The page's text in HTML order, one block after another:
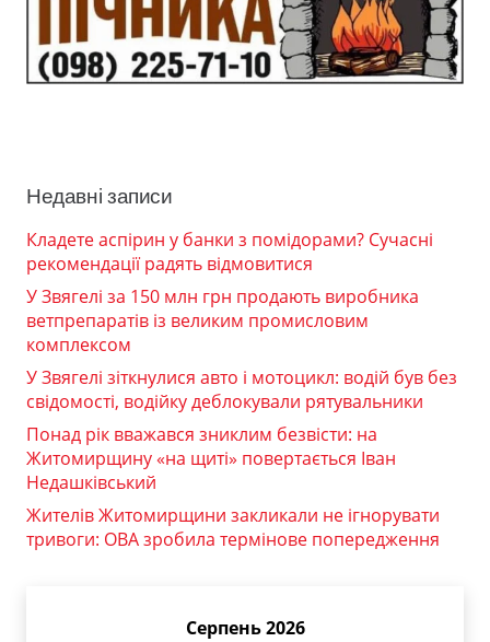
Недавні записи
Кладете аспірин у банки з помідорами? Сучасні
рекомендації радять відмовитися
У Звягелі за 150 млн грн продають виробника
ветпрепаратів із великим промисловим
комплексом
У Звягелі зіткнулися авто і мотоцикл: водій був без
свідомості, водійку деблокували рятувальники
Понад рік вважався зниклим безвісти: на
Житомирщину «на щиті» повертається Іван
Недашківський
Жителів Житомирщини закликали не ігнорувати
тривоги: ОВА зробила термінове попередження
Серпень 2026